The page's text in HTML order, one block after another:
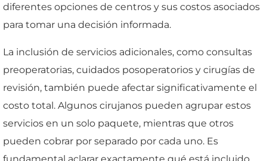
diferentes opciones de centros y sus costos asociados
para tomar una decisión informada.
La inclusión de servicios adicionales, como consultas
preoperatorias, cuidados posoperatorios y cirugías de
revisión, también puede afectar significativamente el
costo total. Algunos cirujanos pueden agrupar estos
servicios en un solo paquete, mientras que otros
pueden cobrar por separado por cada uno. Es
fundamental aclarar exactamente qué está incluido